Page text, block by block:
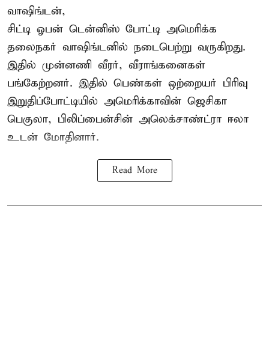
வாஷிங்டன்,
சிட்டி ஓபன் டென்னிஸ் போட்டி அமெரிக்க
தலைநகர் வாஷிங்டனில் நடைபெற்று வருகிறது.
இதில் முன்னணி வீரர், வீராங்கனைகள்
பங்கேற்றனர். இதில் பெண்கள் ஒற்றையர் பிரிவு
இறுதிப்போட்டியில் அமெரிக்காவின் ஜெசிகா
பெகுலா, பிலிப்பைன்சின் அலெக்சாண்ட்ரா ஈலா
உடன் மோதினார்.
Read More